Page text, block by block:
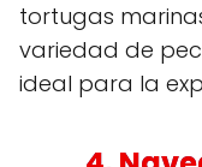
tortugas
variedad de
ideal para la